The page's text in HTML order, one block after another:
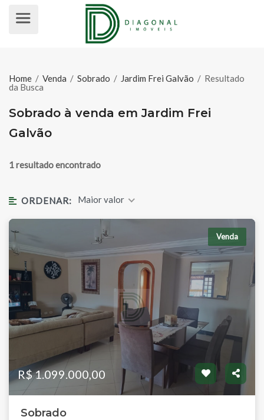
Home / Venda / Sobrado / Jardim Frei Galvão / Resultado
da Busca
Sobrado à venda em Jardim Frei
Galvão
1 resultado encontrado
ORDENAR: Maior valor
Venda
R$ 1.099.000,00
Sobrado